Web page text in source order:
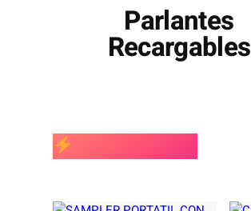
Parlantes
Recargables